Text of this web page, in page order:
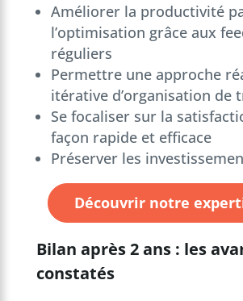
Améliorer la productivité
l’optimisation grâce aux
réguliers
Permettre une approche
itérative d’organisation de
Se focaliser sur la
façon rapide et efficace
Préserver les
Découvrir notre
Bilan après 2 ans : les
constatés